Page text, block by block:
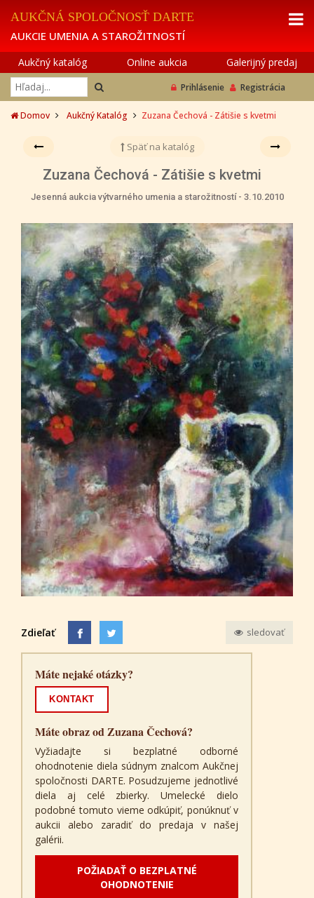
AUKČNÁ SPOLOČNOSŤ DARTE
AUKCIE UMENIA A STAROŽITNOSTÍ
Aukčný katalóg Online aukcia Galerijný predaj
Prihlásenie Registrácia
Domov Aukčný Katalóg Zuzana Čechová - Zátišie s kvetmi
Späť na katalóg
Zuzana Čechová - Zátišie s kvetmi
Jesenná aukcia výtvarného umenia a starožitností - 3.10.2010
Zdieľať sledovať
Máte nejaké otázky?
KONTAKT
Máte obraz od Zuzana Čechová?
Vyžiadajte si bezplatné odborné
ohodnotenie diela súdnym znalcom Aukčnej
spoločnosti DARTE. Posudzujeme jednotlivé
diela aj celé zbierky. Umelecké dielo
podobné tomuto vieme odkúpiť, ponúknuť v
aukcii alebo zaradiť do predaja v našej
galérii.
POŽIADAŤ O BEZPLATNÉ
OHODNOTENIE